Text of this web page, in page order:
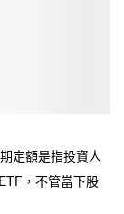
定額是指投資人
，不管當下股